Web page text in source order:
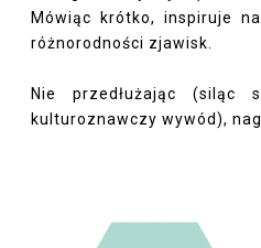
Mówiąc krótko, inspiruje
różnorodności zjawisk.
Nie przedłużając
kulturoznawczy wywód),